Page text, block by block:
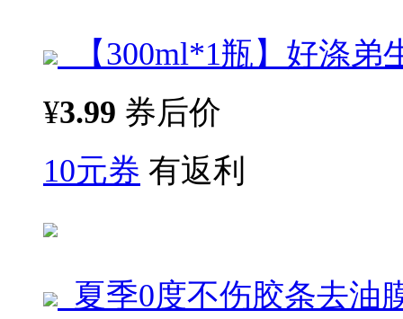
【300ml*1瓶】好涤弟
¥3.99 券后价
10元券 有返利
夏季0度不伤胶条去油